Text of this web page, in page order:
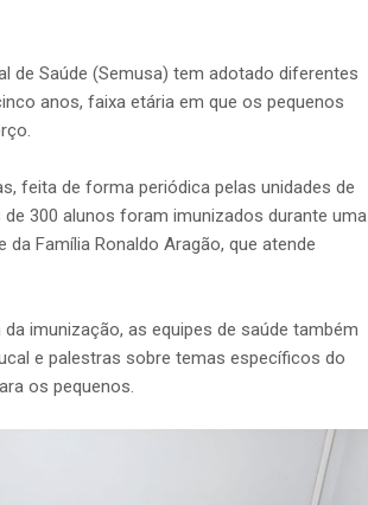
de Saúde (Semusa) tem adotado diferentes
anos, faixa etária em que os pequenos
feita de forma periódica pelas unidades de
300 alunos foram imunizados durante uma
da Família Ronaldo Aragão, que atende
imunização, as equipes de saúde também
e palestras sobre temas específicos do
os pequenos.